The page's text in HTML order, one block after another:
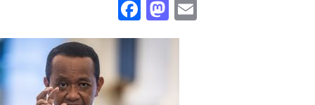
Facebook
Mastodon